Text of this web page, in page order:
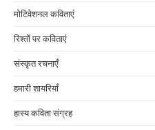
मोटिवेशनल कविताएं
रिश्तों पर कविताएं
संस्कृत रचनाएँ
हमारी शायरियाँ
हास्य कविता संग्रह